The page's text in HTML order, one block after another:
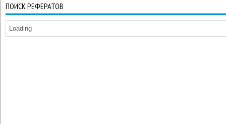
ПОИСК РЕФЕРАТОВ
Loading